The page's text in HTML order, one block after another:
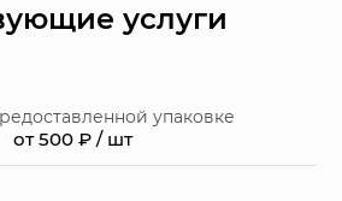
услуги
упаковке
от 500 ₽ / шт